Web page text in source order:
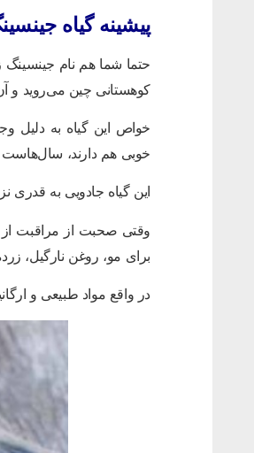
پیشینه گیاه
حتما شما هم نام
کوهستانی چین می‌روید و آن
خواص این گیاه به دلیل
خوبی هم دارند، سال‌هاست
این گیاه جادویی به قدری
وقتی صحبت از مراقبت از
برای مو، روغن نارگیل،
در واقع مواد طبیعی و